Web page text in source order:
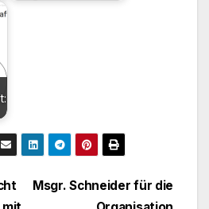
Msgr. Schneider für die